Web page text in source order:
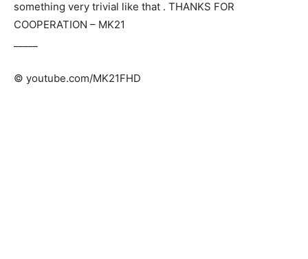
something very trivial like that . THANKS FOR
COOPERATION – ΜΚ21
© youtube.com/MK21FHD